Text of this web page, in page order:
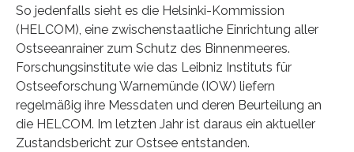
So jedenfalls sieht es die Helsinki-Kommission
(HELCOM), eine zwischenstaatliche Einrichtung aller
Ostseeanrainer zum Schutz des Binnenmeeres.
Forschungsinstitute wie das Leibniz Instituts für
Ostseeforschung Warnemünde (IOW) liefern
regelmäßig ihre Messdaten und deren Beurteilung an
die HELCOM. Im letzten Jahr ist daraus ein aktueller
Zustandsbericht zur Ostsee entstanden.